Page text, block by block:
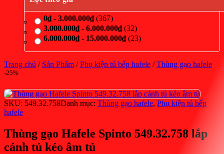
0₫- 3.000.000₫(367)
3.000.000₫- 6.000.000₫(32)
6.000.000₫- 15.000.000₫(23)
Trang chủ / Sản Phẩm / Phụ kiện tủ bếp hafele / Thùng gạo hafele
-25%
SKU: 549.32.758Danh mục: Thùng gạo hafele, Phụ kiện tủ bếp
hafele
Thùng gạo Hafele Spinto 549.32.758 lắp
cánh tủ kéo âm tủ